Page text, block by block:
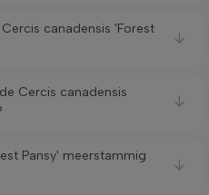
canadensis 'Forest
Cercis canadensis
Pansy' meerstammig